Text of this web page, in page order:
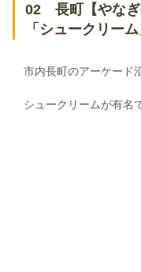
02 長町【やなぎ
「シュークリーム
市内長町のアーケード
シュークリームが有名